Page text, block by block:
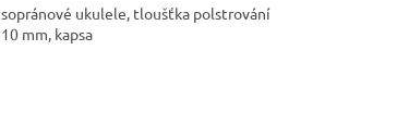
sopránové ukulele, tloušťka polstrování
10 mm, kapsa